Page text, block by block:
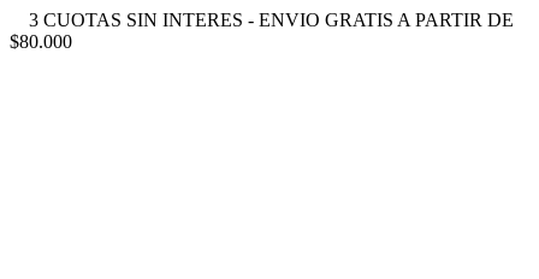
3 CUOTAS SIN INTERES - ENVIO GRATIS A PARTIR DE
$80.000